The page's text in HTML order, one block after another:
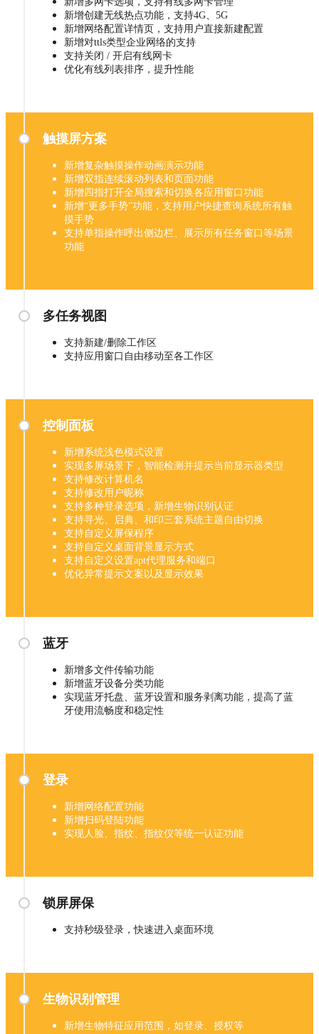
新增创建无线热点功能，支持4G、5G
新增网络配置详情页，支持用户直接新建配置
新增对ttls类型企业网络的支持
支持关闭 / 开启有线网卡
优化有线列表排序，提升性能
触摸屏方案
新增复杂触摸操作动画演示功能
新增双指连续滚动列表和页面功能
新增四指打开全局搜索和切换各应用窗口功能
新增“更多手势”功能，支持用户快捷查询系统所有触
摸手势
支持单指操作呼出侧边栏、展示所有任务窗口等场景
功能
多任务视图
支持新建/删除工作区
支持应用窗口自由移动至各工作区
控制面板
新增系统浅色模式设置
实现多屏场景下，智能检测并提示当前显示器类型
支持修改计算机名
支持修改用户昵称
支持多种登录选项，新增生物识别认证
支持寻光、启典、和印三套系统主题自由切换
支持自定义屏保程序
支持自定义桌面背景显示方式
支持自定义设置apt代理服务和端口
优化异常提示文案以及显示效果
蓝牙
新增多文件传输功能
新增蓝牙设备分类功能
实现蓝牙托盘、蓝牙设置和服务剥离功能，提高了蓝
牙使用流畅度和稳定性
登录
新增网络配置功能
新增扫码登陆功能
实现人脸、指纹、指纹仪等统一认证功能
锁屏屏保
支持秒级登录，快速进入桌面环境
生物识别管理
新增生物特征应用范围，如登录、授权等